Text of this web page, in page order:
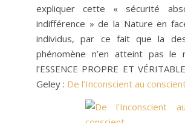
expliquer cette « sécurité
indifférence » de la Nature en
individus, par ce fait que la
phénomène n’en atteint pas le
l’ESSENCE PROPRE ET
Geley : De l’Inconscient au